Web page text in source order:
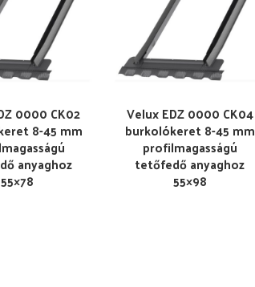
0000 CK02
8-45 mm
anyaghoz
55×78
Velux EDZ 0000 CK04
burkolókeret 8-45 mm
profilmagasságú
tetőfedő anyaghoz
55×98